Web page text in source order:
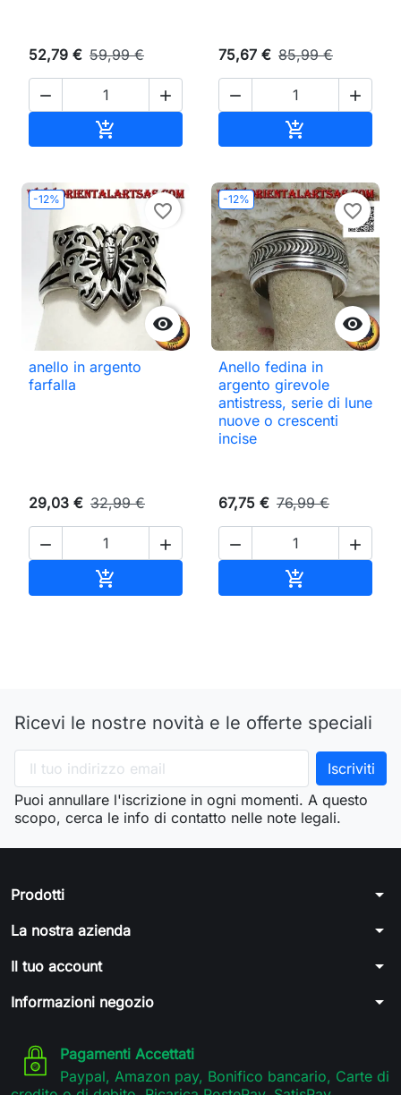
52,79 € 59,99 €
 

75,67 € 85,99 €
 

-12%

favorite_border
anello in argento
farfalla
29,03 € 32,99 €
 

-12%

favorite_border
Anello fedina in
argento girevole
antistress, serie di lune
nuove o crescenti
incise
67,75 € 76,99 €
 

Ricevi le nostre novità e le offerte speciali
Puoi annullare l'iscrizione in ogni momenti. A questo
scopo, cerca le info di contatto nelle note legali.
Prodotti arrow_drop_down
La nostra azienda arrow_drop_down
Il tuo account arrow_drop_down
Informazioni negozio arrow_drop_down
Pagamenti Accettati
Paypal, Amazon pay, Bonifico bancario, Carte di